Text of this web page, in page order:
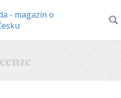
- magazín o